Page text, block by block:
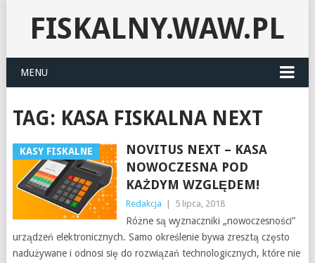
FISKALNY.WAW.PL
MENU
TAG: KASA FISKALNA NEXT
KASY FISKALNE
NOVITUS NEXT – KASA
NOWOCZESNA POD
KAŻDYM WZGLĘDEM!
Redakcja 5 lipca, 2018
Różne są wyznaczniki „nowoczesności”
urządzeń elektronicznych. Samo określenie bywa zresztą często
nadużywane i odnosi się do rozwiązań technologicznych, które nie